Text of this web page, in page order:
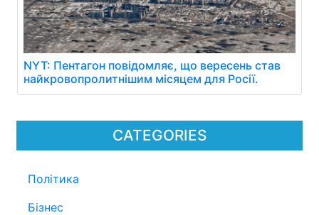
CATEGORIES
Політика
Бізнес
NYT: Пентагон повідомляє, що вересень став
найкровопролитнішим місяцем для Росії.